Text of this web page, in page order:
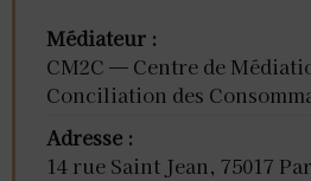
Médiateur :
CM2C — Centre de
Conciliation des
Adresse :
14 rue Saint Jean, 75017